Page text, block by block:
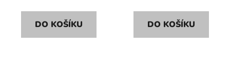
DO KOŠÍKU DO KOŠÍKU